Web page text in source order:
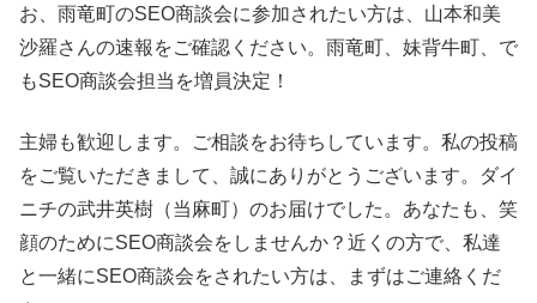
お、雨竜町のSEO商談会に参加されたい方は、山本和美
沙羅さんの速報をご確認ください。雨竜町、妹背牛町、で
もSEO商談会担当を増員決定！
主婦も歓迎します。ご相談をお待ちしています。私の投稿
をご覧いただきまして、誠にありがとうございます。ダイ
ニチの武井英樹（当麻町）のお届けでした。あなたも、笑
顔のためにSEO商談会をしませんか？近くの方で、私達
と一緒にSEO商談会をされたい方は、まずはご連絡くだ